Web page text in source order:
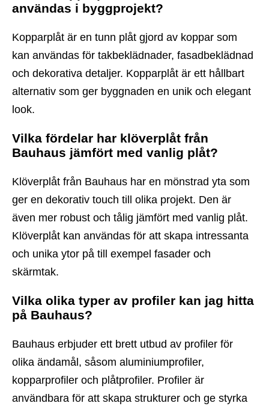
användas i byggprojekt?
Kopparplåt är en tunn plåt gjord av koppar som
kan användas för takbeklädnader, fasadbeklädnad
och dekorativa detaljer. Kopparplåt är ett hållbart
alternativ som ger byggnaden en unik och elegant
look.
Vilka fördelar har klöverplåt från
Bauhaus jämfört med vanlig plåt?
Klöverplåt från Bauhaus har en mönstrad yta som
ger en dekorativ touch till olika projekt. Den är
även mer robust och tålig jämfört med vanlig plåt.
Klöverplåt kan användas för att skapa intressanta
och unika ytor på till exempel fasader och
skärmtak.
Vilka olika typer av profiler kan jag hitta
på Bauhaus?
Bauhaus erbjuder ett brett utbud av profiler för
olika ändamål, såsom aluminiumprofiler,
kopparprofiler och plåtprofiler. Profiler är
användbara för att skapa strukturer och ge styrka